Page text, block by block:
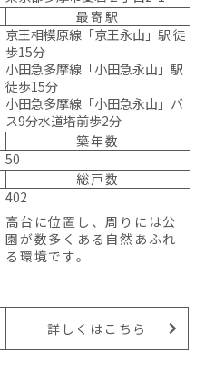
最寄駅
京王相模原線「京王永山」駅 徒
歩15分
小田急多摩線「小田急永山」駅
徒歩15分
小田急多摩線「小田急永山」バ
ス9分水道塔前歩2分
築年数
50
総戸数
402
高台に位置し、周りには公
園が数多くある自然あふれ
る環境です。
詳しくはこちら